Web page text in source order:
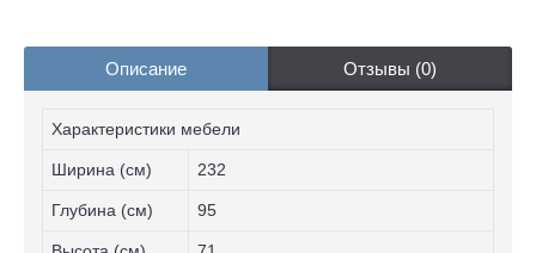
Описание Отзывы (0)
Характеристики мебели
Ширина (см) 232
Глубина (см) 95